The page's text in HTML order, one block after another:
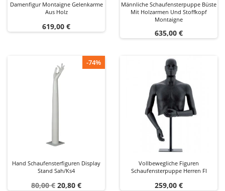
Damenfigur Montaigne Gelenkarme
Aus Holz
Preis
619,00 €
Männliche Schaufensterpuppe Büste
Mit Holzarmen Und Stoffkopf
Montaigne
Preis
635,00 €
-74%
Hand Schaufensterfiguren Display
Stand Sah/ks4
Verkaufspreis
80,00 € Preis
20,80 €
Vollbewegliche Figuren
Schaufensterpuppe Herren Fl
Preis
259,00 €